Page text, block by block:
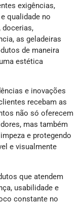
exigências,
qualidade no
docerias,
as geladeiras
de maneira
estética
e inovações
recebam as
não só oferecem
mas também
e protegendo
e visualmente
que atendem
usabilidade e
constante no